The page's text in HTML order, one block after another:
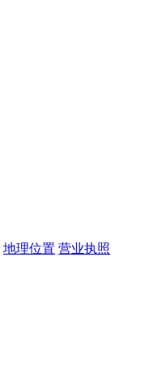
地理位置 营业执照